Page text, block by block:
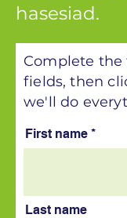
hasesiad.
Complete
fields, then
we'll do
First name
Last name